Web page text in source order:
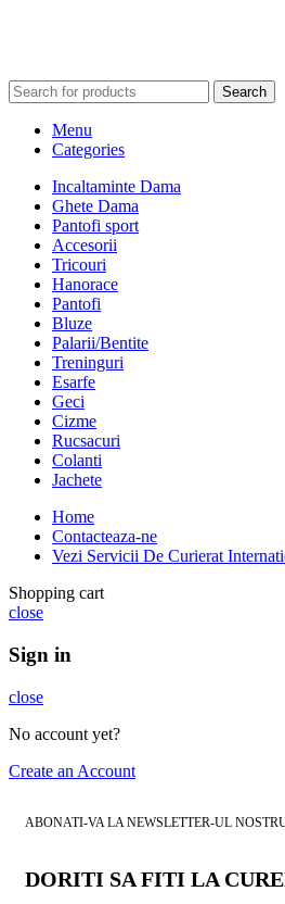
Search
Menu
Categories
Incaltaminte Dama
Ghete Dama
Pantofi sport
Accesorii
Tricouri
Hanorace
Pantofi
Bluze
Palarii/Bentite
Treninguri
Esarfe
Geci
Cizme
Rucsacuri
Colanti
Jachete
Home
Contacteaza-ne
Vezi Servicii De Curierat
Shopping cart
close
Sign in
close
No account yet?
Create an Account
ABONATI-VA LA NEWSLETTER-UL
DORITI SA FITI LA